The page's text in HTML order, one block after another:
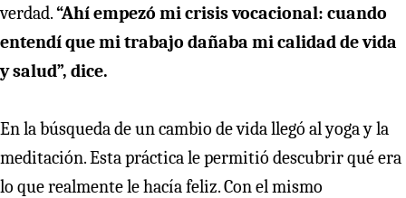
verdad.“Ahí empezó mi crisis vocacional: cuando
entendí que mi trabajo dañaba mi calidad de vida
y salud”, dice.
En la búsqueda de un cambio de vida llegó al yoga y la
meditación. Esta práctica le permitió descubrir qué era
lo que realmente le hacía feliz. Con el mismo